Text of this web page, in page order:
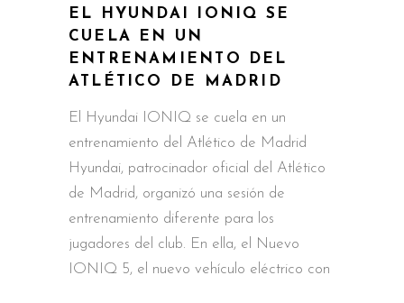
EL HYUNDAI IONIQ SE
CUELA EN UN
ENTRENAMIENTO DEL
ATLÉTICO DE MADRID
El Hyundai IONIQ se cuela en un
entrenamiento del Atlético de Madrid
Hyundai, patrocinador oficial del Atlético
de Madrid, organizó una sesión de
entrenamiento diferente para los
jugadores del club. En ella, el Nuevo
IONIQ 5, el nuevo vehículo eléctrico con